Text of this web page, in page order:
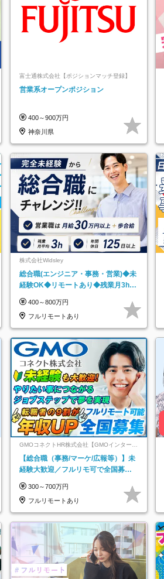
富士通株式会社【ポジションマッチ登録】
営業系オープンポジション
400～900万円
神奈川県
株式会社Widsley
総合職(エンジニア・事務・営業)◆未
経験OK◆リモートあり◆残業月3h◆
400～800万円
フルリモートあり
GMOコネクトHR株式会社【GMOインターネ
ットグループ】
【総合職（事務/マーケ/広報等）】未
経験大歓迎／フルリモ可で全国募
★
300～700万円
フルリモートあり